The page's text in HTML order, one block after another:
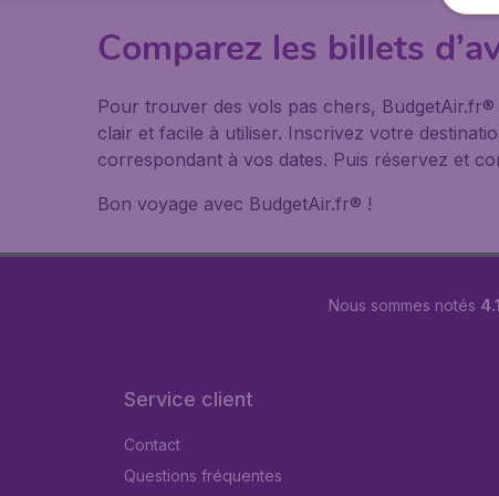
Comparez les billets
Pour trouver des vols pas chers,
clair et facile à utiliser. Inscrivez votre
correspondant à vos dates. Puis réservez et
Bon voyage avec BudgetAir.fr® !
Nous sommes notés
Service client
Contact
Questions fréquentes